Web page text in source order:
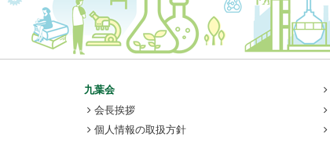
九葉会
会長挨拶
個人情報の取扱方針